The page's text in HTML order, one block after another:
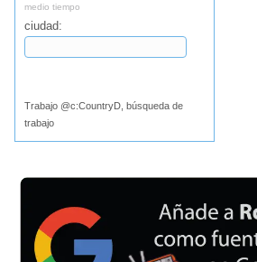
medio tiempo
ciudad:
Trabajo @c:CountryD, búsqueda de
trabajo